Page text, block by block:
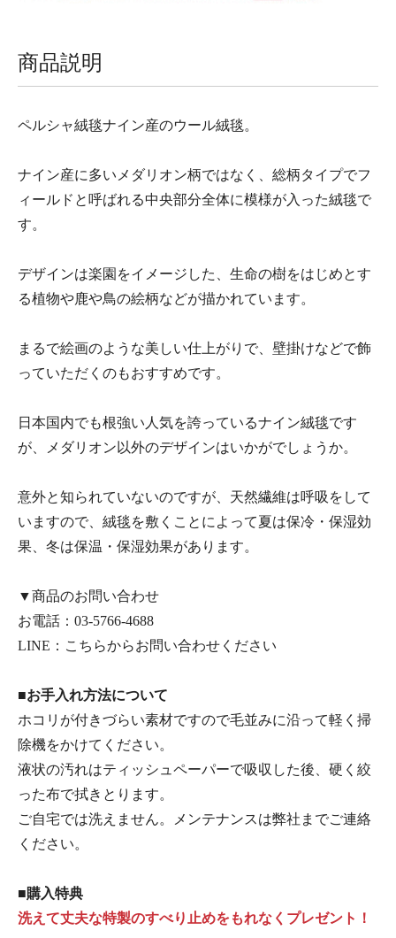
商品説明
ペルシャ絨毯ナイン産のウール絨毯。
ナイン産に多いメダリオン柄ではなく、総柄タイプでフ
ィールドと呼ばれる中央部分全体に模様が入った絨毯で
す。
デザインは楽園をイメージした、生命の樹をはじめとす
る植物や鹿や鳥の絵柄などが描かれています。
まるで絵画のような美しい仕上がりで、壁掛けなどで飾
っていただくのもおすすめです。
日本国内でも根強い人気を誇っているナイン絨毯です
が、メダリオン以外のデザインはいかがでしょうか。
意外と知られていないのですが、天然繊維は呼吸をして
いますので、絨毯を敷くことによって夏は保冷・保湿効
果、冬は保温・保湿効果があります。
▼商品のお問い合わせ
お電話： 03-5766-4688
LINE： こちらからお問い合わせください
■お手入れ方法について
ホコリが付きづらい素材ですので毛並みに沿って軽く掃
除機をかけてください。
液状の汚れはティッシュペーパーで吸収した後、硬く絞
った布で拭きとります。
ご自宅では洗えません。メンテナンスは弊社までご連絡
ください。
■購入特典
洗えて丈夫な特製のすべり止めをもれなくプレゼント！